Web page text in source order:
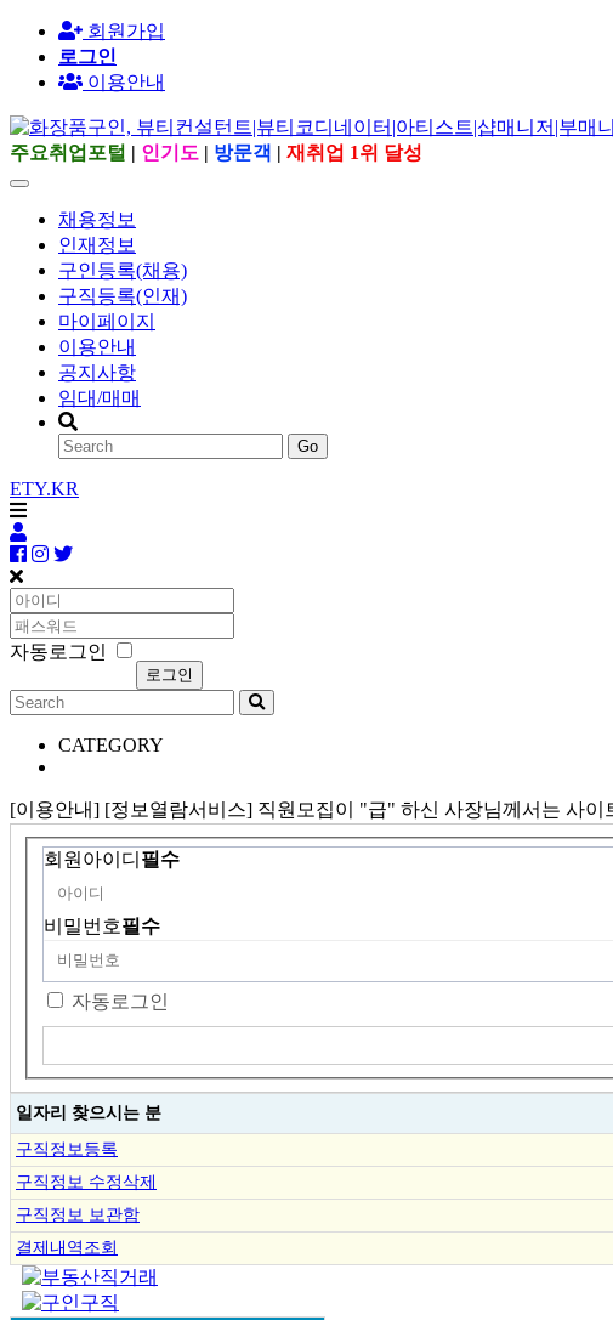
회원가입
로그인
이용안내
주요취업포털 | 인기도 | 방문객 | 재취업 1위 달성
채용정보
인재정보
구인등록(채용)
구직등록(인재)
마이페이지
이용안내
공지사항
임대/매매
Go
ETY.KR
자동로그인
CATEGORY
[이용안내] [정보열람서비스] 직원모집이 "급" 하신 사장님께서는 사
회원아이디 필수
비밀번호필수
자동로그인
일자리 찾으시는 분
구직정보등록
구직정보 수정삭제
구직정보 보관함
결제내역조회